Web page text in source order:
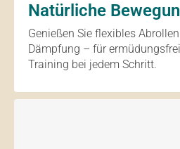
Natürliche
Genießen Sie flexibles
Dämpfung – für
Training bei jedem Schritt.